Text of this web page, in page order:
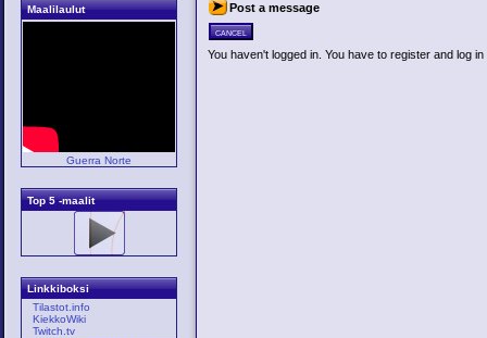
Maalilaulut
Guerra Norte
Top 5 -maalit
Linkkiboksi
Tilastot.info
KiekkoWiki
Twitch.tv
Post a message
cancel
You haven't logged in. You have to register and log